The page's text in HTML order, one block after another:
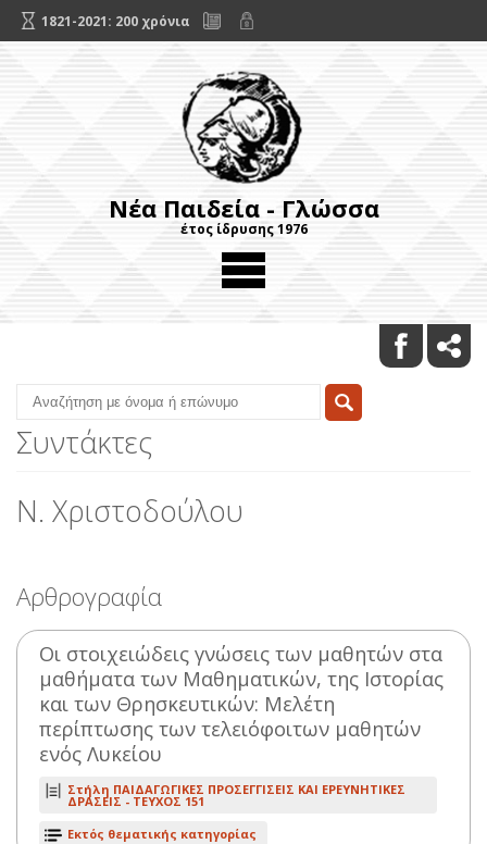
1821-2021: 200 χρόνια
Νέα Παιδεία - Γλώσσα
έτος ίδρυσης 1976
Συντάκτες
Ν. Χριστοδούλου
Αρθρογραφία
Οι στοιχειώδεις γνώσεις των μαθητών στα
μαθήματα των Μαθηματικών, της Ιστορίας
και των Θρησκευτικών: Μελέτη
περίπτωσης των τελειόφοιτων μαθητών
ενός Λυκείου
Στήλη ΠΑΙΔΑΓΩΓΙΚΕΣ ΠΡΟΣΕΓΓΙΣΕΙΣ ΚΑΙ ΕΡΕΥΝΗΤΙΚΕΣ
ΔΡΑΣΕΙΣ - ΤΕΥΧΟΣ 151
Εκτός θεματικής κατηγορίας